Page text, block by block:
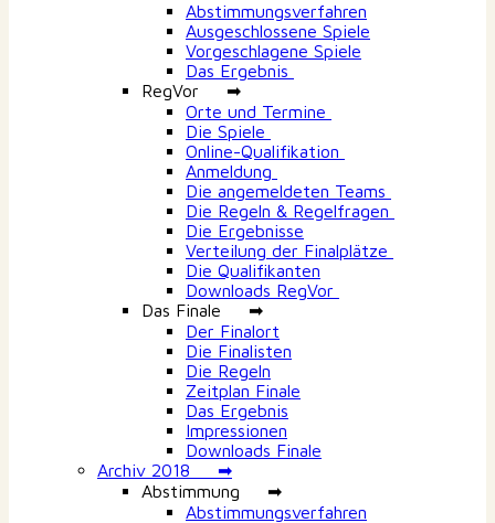
Abstimmungsverfahren
Ausgeschlossene Spiele
Vorgeschlagene Spiele
Das Ergebnis
RegVor ➡
Orte und Termine
Die Spiele
Online-Qualifikation
Anmeldung
Die angemeldeten Teams
Die Regeln & Regelfragen
Die Ergebnisse
Verteilung der Finalplätze
Die Qualifikanten
Downloads RegVor
Das Finale ➡
Der Finalort
Die Finalisten
Die Regeln
Zeitplan Finale
Das Ergebnis
Impressionen
Downloads Finale
Archiv 2018 ➡
Abstimmung ➡
Abstimmungsverfahren